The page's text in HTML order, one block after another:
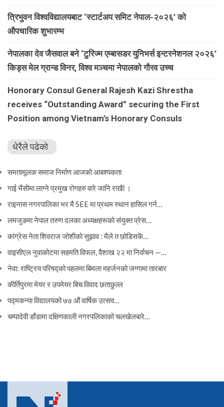
त्रिभुवन विश्वविद्यालयबाट ‘स्टार्टअप समिट नेपाल-२०२६’ को
औपचारिक शुभारम्भ
नेपालका देव जैसवाल बने ‘टुरिज्म एम्बासडर युनिभर्स इन्टरनेशनल २०२६’
किड्स मेल ग्रान्ड विनर, विश्व मञ्चमा नेपालको गौरव उच्च
Honorary Consul General Rajesh Kazi Shrestha
receives “Outstanding Award” securing the First
Position among Vietnam’s Honorary Consuls
धेरैले पढेको
समतामूलक समाज निर्माण आजको आबश्यकता
गाई भैंसीमा लाग्ने प्रमुख रोगहरु वारे जानि राखैां ।
राइनास नगरपालिका भर मै SEE मा प्रथम स्थान हासिल गर्न…
लमजुङमा नेपाल तरुण दलका अध्यक्षहरूको संयुक्त प्रेस…
कांग्रेस नेता शिवराज जोशीको सुझाव : मैले त छोडिसकें…
वाइसीएल नुवाकोटमा सहमति विफल, वैशाख २२ मा निर्वाचन —…
नेवा: राष्ट्रिय परिषद्को पहलमा बिमला महर्जनको जग्गामा तारबार
कीर्तिपुरमा मेयर र उपमेयर बिच विवाद छताछुल्ल
पद्मकन्या विद्यालयको ७७ औं ‌‌वार्षिक ‌उत्सव…
चम्पादेवी डाँडामा दक्षिणकाली नगरपलिकाको चलखेलबारे…